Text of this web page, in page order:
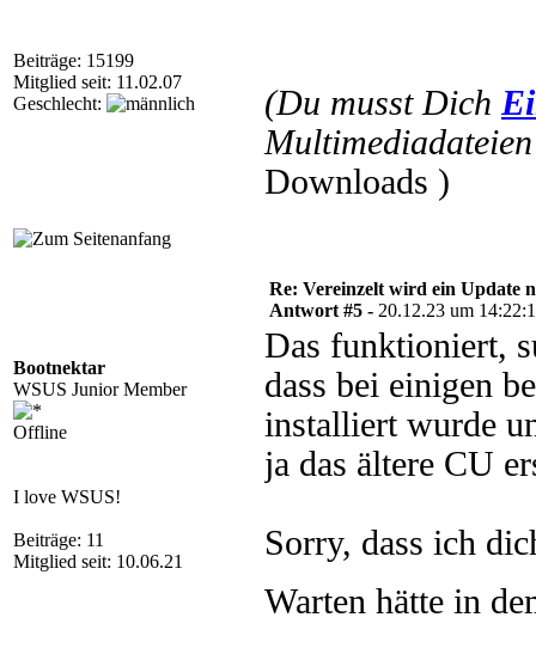
Beiträge: 15199
Mitglied seit: 11.02.07
Geschlecht:
(Du musst Dich
Downloads )
Bootnektar
WSUS Junior Member
Offline
I love WSUS!
Beiträge: 11
Mitglied seit: 10.06.21
Re: Vereinzelt wird ein Update
Antwort #5 - 20.12.23 um
Das funktioniert,
dass bei einigen
installiert wurde
ja das ältere CU
Sorry, dass ich
Warten hätte in